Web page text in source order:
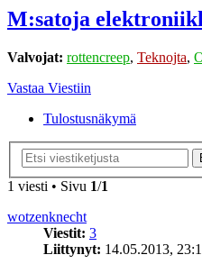
M:satoja
Valvojat: rottencreep, Teknojta,
Vastaa Viestiin
Tulostusnäkymä
1 viesti • Sivu 1/1
wotzenknecht
Viestit: 3
Liittynyt: 14.05.2013,